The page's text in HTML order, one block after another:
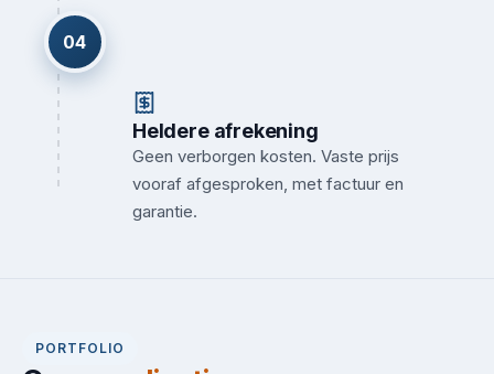
04
Heldere afrekening
Geen verborgen kosten. Vaste prijs
vooraf afgesproken, met factuur en
garantie.
PORTFOLIO